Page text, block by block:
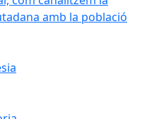
amb la població